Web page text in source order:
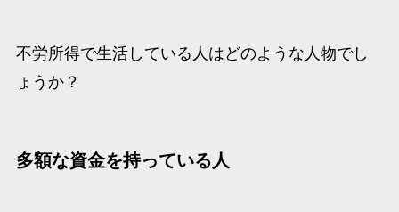
不労所得で生活している人はどのような人物でし
ょうか？
多額な資金を持っている人